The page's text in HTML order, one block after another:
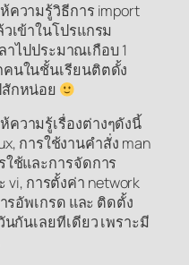
ความรู้วิธีการ import
เข้าในโปรแกรม
าไปประมาณเกือบ 1
คนในชั้นเรียนติตดั้ง
กหน่อย
วามรู้เรื่องต่างๆดังนี้
การใช้งานคำสั่ง man
ใช้และการจัดการ
vi, การตั้งค่า network
รอัพเกรด และ ติดตั้ง
กันเลยทีเดียว เพราะมี